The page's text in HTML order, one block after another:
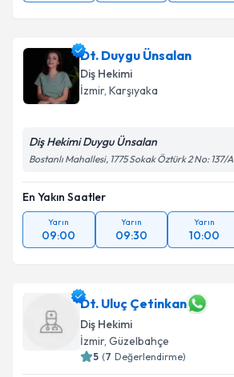
Dt. Duygu Ünsalan
Diş Hekimi
İzmir, Karşıyaka
Diş Hekimi Duygu Ünsalan
Bostanlı Mahallesi, 1775 Sokak Öztürk 2 No: 137/A
En Yakın Saatler
Yarın
09:00
Yarın
09:30
Yarın
10:00
Dt. Uluç Çetinkan
Diş Hekimi
İzmir, Güzelbahçe
5 (7 Değerlendirme)